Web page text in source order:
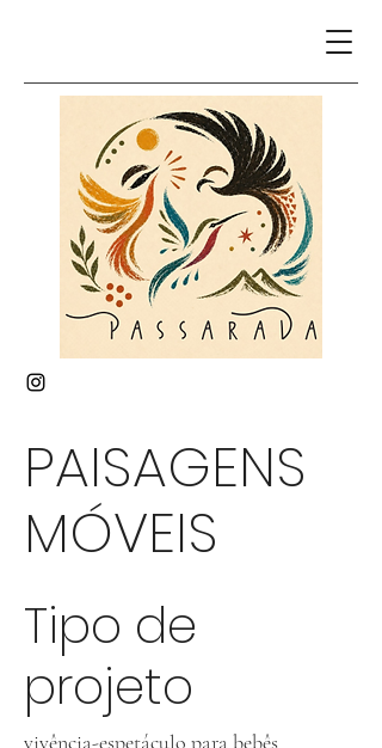
PAISAGENS
MÓVEIS
Tipo de
projeto
vivência-espetáculo para bebês